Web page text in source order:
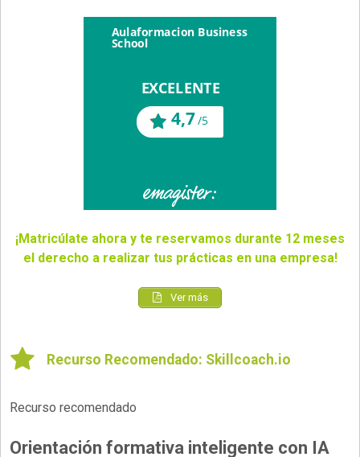
¡Matricúlate ahora y te reservamos durante 12 meses
el derecho a realizar tus prácticas en una empresa!
Ver más
Recurso Recomendado: Skillcoach.io
Recurso recomendado
Orientación formativa inteligente con IA